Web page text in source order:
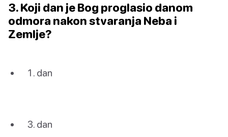
3. Koji dan je Bog proglasio danom
odmora nakon stvaranja Neba i
Zemlje?
dan
dan